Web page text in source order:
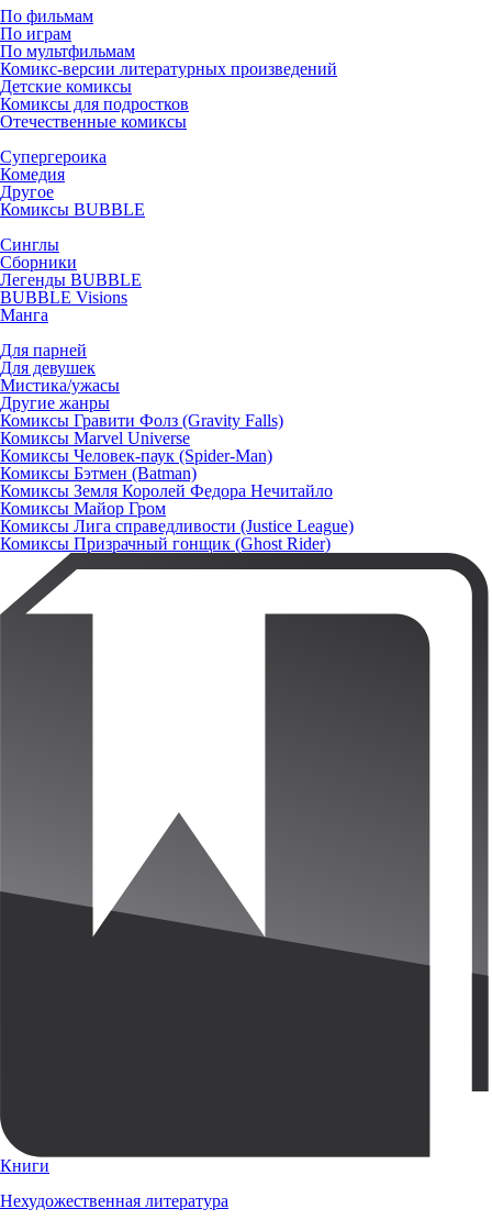
По фильмам
По играм
По мультфильмам
Комикс-версии литературных произведений
Детские комиксы
Комиксы для подростков
Отечественные комиксы
Супергероика
Комедия
Другое
Комиксы BUBBLE
Синглы
Сборники
Легенды BUBBLE
BUBBLE Visions
Манга
Для парней
Для девушек
Мистика/ужасы
Другие жанры
Комиксы Гравити Фолз (Gravity Falls)
Комиксы Marvel Universe
Комиксы Человек-паук (Spider-Man)
Комиксы Бэтмен (Batman)
Комиксы Земля Королей Федора Нечитайло
Комиксы Майор Гром
Комиксы Лига справедливости (Justice League)
Комиксы Призрачный гонщик (Ghost Rider)
Книги
Нехудожественная литература